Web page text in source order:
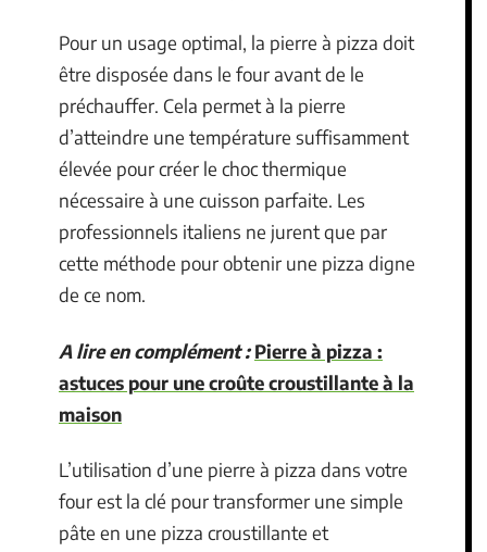
Pour un usage optimal, la pierre à pizza doit
être disposée dans le four avant de le
préchauffer. Cela permet à la pierre
d’atteindre une température suffisamment
élevée pour créer le choc thermique
nécessaire à une cuisson parfaite. Les
professionnels italiens ne jurent que par
cette méthode pour obtenir une pizza digne
de ce nom.
A lire en complément : Pierre à pizza :
astuces pour une croûte croustillante à la
maison
L’utilisation d’une pierre à pizza dans votre
four est la clé pour transformer une simple
pâte en une pizza croustillante et